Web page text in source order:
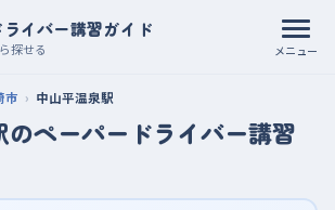
イバー講習ガイド
探せる メニュー
市 中山平温泉駅
のペーパードライバー講習